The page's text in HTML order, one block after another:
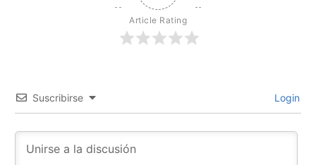
Article Rating
Suscribirse Login